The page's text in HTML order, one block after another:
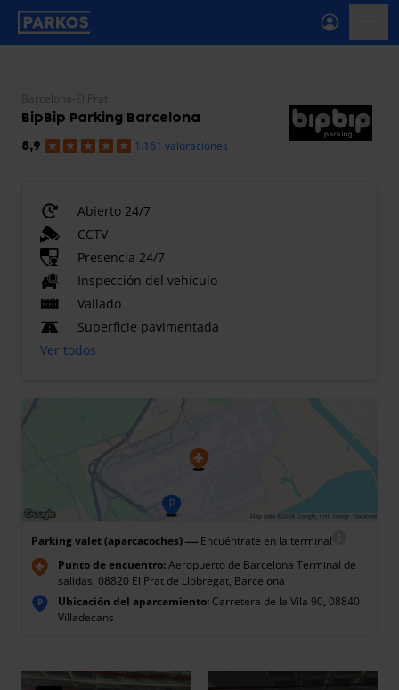
etiqueta-de-navegación-principal
Barcelona-El Prat
BipBip Parking Barcelona
8,9 1.161 valoraciones
Abierto 24/7
CCTV
Presencia 24/7
Inspección del vehículo
Vallado
Superficie pavimentada
Ver todos
Parking valet (aparcacoches)— Encuéntrate en la terminal
Punto de encuentro:Aeropuerto de Barcelona Terminal de
salidas, 08820 El Prat de Llobregat, Barcelona
P Ubicación del aparcamiento: Carretera de la Vila 90, 08840
Villadecans